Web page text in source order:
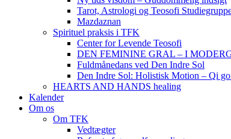
Tarot, Astrologi og Teosofi
Mazdaznan
Spirituel praksis i TFK
Center for Levende Teosofi
DEN FEMININE GRAL – I
Fuldmånedans ved Den Indre Sol
Den Indre Sol: Holistisk Motion – Qi
HEARTS AND HANDS healing
Kalender
Om os
Om TFK
Vedtægter